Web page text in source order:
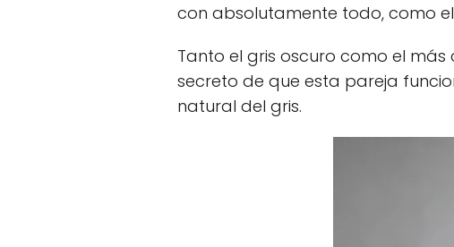
con absolutamente todo, como
Tanto el gris oscuro como el
secreto de que esta pareja
natural del gris.